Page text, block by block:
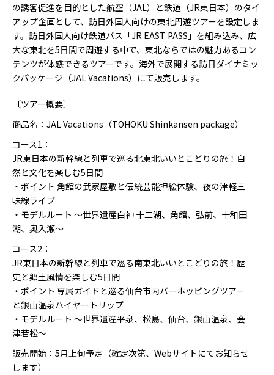
の誘客促進を目的とした航空（JAL）と鉄道（JR東日本）のタイ
アップ企画として、訪日外国人向けの東北周遊ツアーを設定しま
す。訪日外国人向け鉄道パス「JR EAST PASS」を組み込み、広
大な東北を5日間で周遊する中で、東北ならではの魅力あるコン
テンツが体感できるツアーです。海外で展開する訪日ダイナミッ
クパッケージ（JAL Vacations）にて販売します。
〔ツアー概要〕
商品名：JAL Vacations（TOHOKU Shinkansen package）
コース1：
JR東日本の新幹線と列車で巡る北東北いいとこどりの旅！自
然と文化を楽しむ5日間
・ポイント 角館の武家屋敷と伝統芸能押絵体験、夜の津軽三
味線ライブ
・モデルルート ～世界遺産白神 十二湖、角館、弘前、十和田
湖、奥入瀬～
コース2：
JR東日本の新幹線と列車で巡る南東北いいとこどりの旅！歴
史と郷土風情を楽しむ5日間
・ポイント 専属ガイドと巡る仙台市内バーホッピングツアー
と銀山温泉ハイヤートリップ
・モデルルート ～世界遺産平泉、松島、仙台、銀山温泉、会
津若松～
販売開始：5月上旬予定（確定次第、Webサイトにてお知らせ
します）